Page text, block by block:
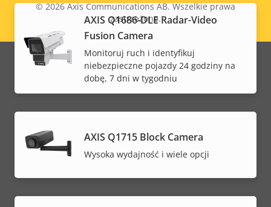
AXIS Q1686-DLE Radar-Video
Fusion Camera
Monitoruj ruch i identyfikuj
niebezpieczne pojazdy 24 godziny na
dobę, 7 dni w tygodniu
AXIS Q1715 Block Camera
Wysoka wydajność i wiele opcji
Legal
menu
© 2026Axis Communications AB. Wszelkie prawa
zastrzeżone.